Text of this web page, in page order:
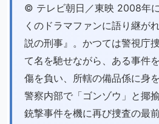
©︎ テレビ朝日／東映 2008年
くのドラマファンに語り継が
説の刑事』。かつては警視庁
て名を馳せながら、ある事件
傷を負い、所轄の備品係に身
警察内部で「ゴンゾウ」と揶
銃撃事件を機に再び捜査の最